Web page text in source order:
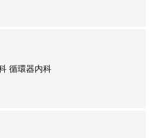
循環器内科